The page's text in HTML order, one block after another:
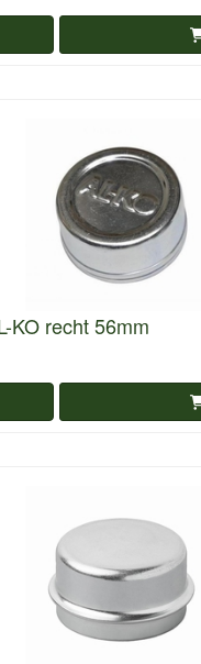
KO recht 56mm